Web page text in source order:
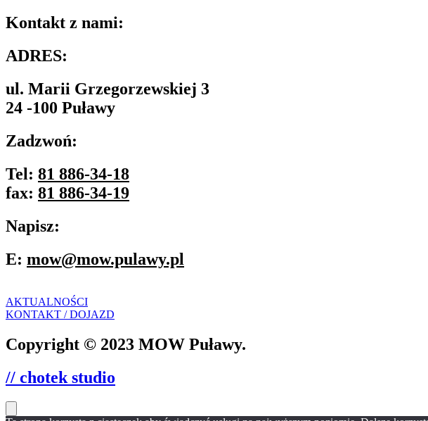
Kontakt z nami:
ADRES:
ul. Marii Grzegorzewskiej 3
24 -100 Puławy
Zadzwoń:
Tel: 81 886-34-18
fax: 81 886-34-19
Napisz:
E: mow@mow.pulawy.pl
AKTUALNOŚCI
KONTAKT / DOJAZD
Copyright © 2023 MOW Puławy.
// chotek studio